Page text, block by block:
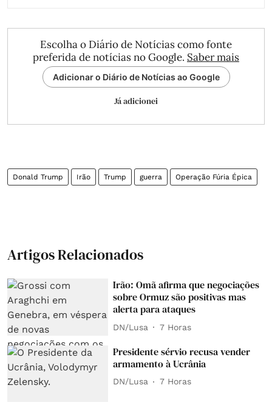
Escolha o Diário de Notícias como fonte
preferida de notícias no Google. Saber mais
Adicionar o Diário de Notícias ao Google
Já adicionei
Donald Trump Irão Trump guerra Operação Fúria Épica
Artigos Relacionados
Irão: Omã afirma que negociações
sobre Ormuz são positivas mas
alerta para ataques
DN/Lusa 7 Horas
Presidente sérvio recusa vender
armamento à Ucrânia
DN/Lusa 7 Horas